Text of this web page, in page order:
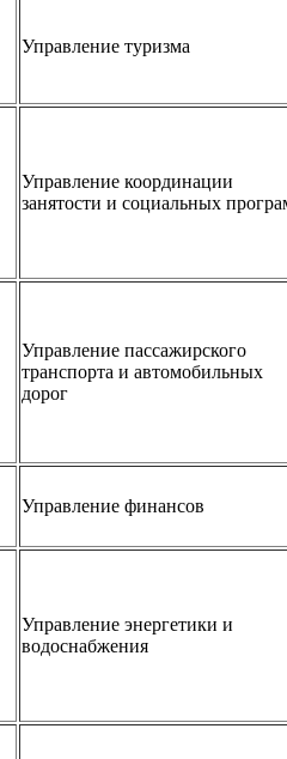
Управление туризма
Управление координации
занятости и социальных
Управление пассажирского
транспорта и автомобильных
дорог
Управление финансов
Управление энергетики и
водоснабжения